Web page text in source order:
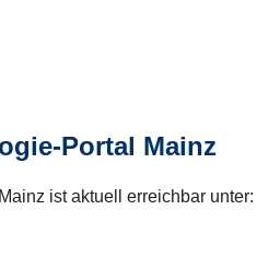
Portal Mainz
ist aktuell erreichbar unter: